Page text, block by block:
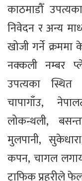
काठमाडौँ उपत्यका
निवेदन र अन्य
खोजी गर्ने क्रममा
नक्कली नम्बर
उपत्यका स्थित
चापागाँउ,
लोकन्थली,
मुलपानी,
कपन, चागल